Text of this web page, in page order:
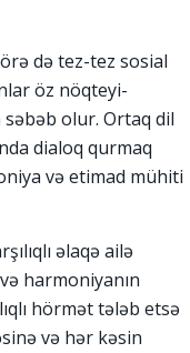
də tez-tez sosial
öz nöqteyi-
səbəb olur. Ortaq dil
dialoq qurmaq
və etimad mühiti
əlaqə ailə
harmoniyanın
hörmət tələb etsə
və hər kəsin